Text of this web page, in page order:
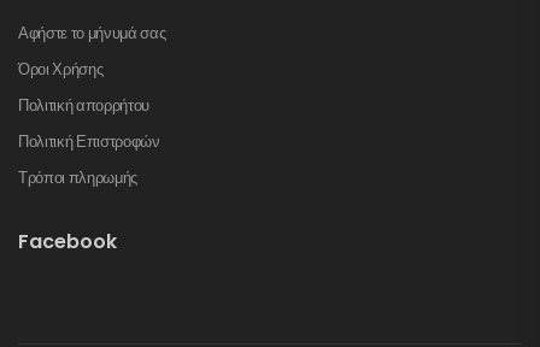
Αφήστε το μήνυμά σας
Όροι Χρήσης
Πολιτική απορρήτου
Πολιτική Επιστροφών
Τρόποι πληρωμής
Facebook